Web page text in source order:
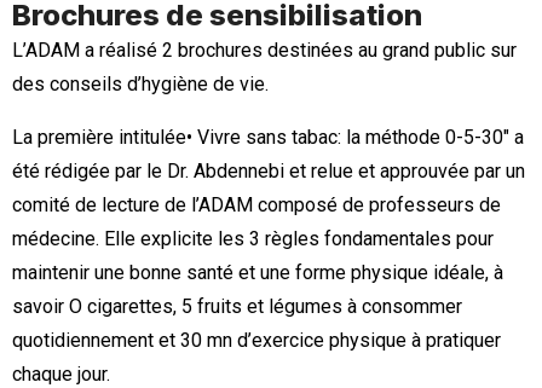
Brochures de sensibilisation
L’ADAM a réalisé 2 brochures destinées au grand public sur
des conseils d’hygiène de vie.
La première intitulée• Vivre sans tabac: la méthode 0-5-30″ a
été rédigée par le Dr. Abdennebi et relue et approuvée par un
comité de lecture de l’ADAM composé de professeurs de
médecine. Elle explicite les 3 règles fondamentales pour
maintenir une bonne santé et une forme physique idéale, à
savoir O cigarettes, 5 fruits et légumes à consommer
quotidiennement et 30 mn d’exercice physique à pratiquer
chaque jour.